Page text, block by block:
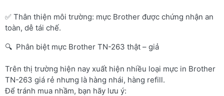
✅ Thân thiện môi trường: mực Brother được chứng nhận an
toàn, dễ tái chế.
🔍 Phân biệt mực Brother TN-263 thật – giả
Trên thị trường hiện nay xuất hiện nhiều loại mực in Brother
TN-263 giá rẻ nhưng là hàng nhái, hàng refill.
Để tránh mua nhầm, bạn hãy lưu ý: